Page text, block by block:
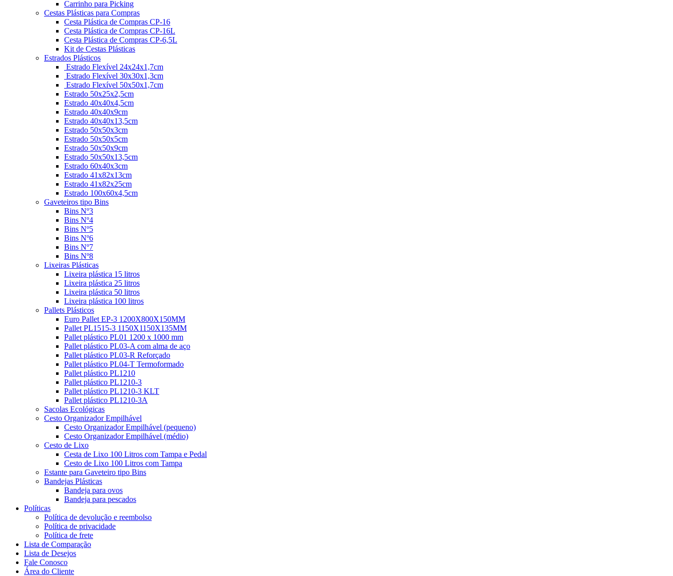
Carrinho para Picking
Cestas Plásticas para Compras
Cesta Plástica de Compras CP-16
Cesta Plástica de Compras CP-16L
Cesta Plástica de Compras CP-6,5L
Kit de Cestas Plásticas
Estrados Plásticos
Estrado Flexível 24x24x1,7cm
Estrado Flexível 30x30x1,3cm
Estrado Flexível 50x50x1,7cm
Estrado 50x25x2,5cm
Estrado 40x40x4,5cm
Estrado 40x40x9cm
Estrado 40x40x13,5cm
Estrado 50x50x3cm
Estrado 50x50x5cm
Estrado 50x50x9cm
Estrado 50x50x13,5cm
Estrado 60x40x3cm
Estrado 41x82x13cm
Estrado 41x82x25cm
Estrado 100x60x4,5cm
Gaveteiros tipo Bins
Bins Nº3
Bins Nº4
Bins Nº5
Bins Nº6
Bins Nº7
Bins Nº8
Lixeiras Plásticas
Lixeira plástica 15 litros
Lixeira plástica 25 litros
Lixeira plástica 50 litros
Lixeira plástica 100 litros
Pallets Plásticos
Euro Pallet EP-3 1200X800X150MM
Pallet PL1515-3 1150X1150X135MM
Pallet plástico PL01 1200 x 1000 mm
Pallet plástico PL03-A com alma de aço
Pallet plástico PL03-R Reforçado
Pallet plástico PL04-T Termoformado
Pallet plástico PL1210
Pallet plástico PL1210-3
Pallet plástico PL1210-3 KLT
Pallet plástico PL1210-3A
Sacolas Ecológicas
Cesto Organizador Empilhável
Cesto Organizador Empilhável (pequeno)
Cesto Organizador Empilhável (médio)
Cesto de Lixo
Cesta de Lixo 100 Litros com Tampa e Pedal
Cesto de Lixo 100 Litros com Tampa
Estante para Gaveteiro tipo Bins
Bandejas Plásticas
Bandeja para ovos
Bandeja para pescados
Políticas
Política de devolução e reembolso
Política de privacidade
Política de frete
Lista de Comparação
Lista de Desejos
Fale Conosco
Área do Cliente